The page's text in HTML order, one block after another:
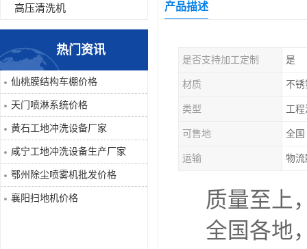
高压清洗机
高压喷雾设备
喷淋系统
洒水车
洗地机
吸尘器
热门资讯
仙桃膜结构车棚价格
天门喷淋系统价格
黄石工地冲洗设备厂家
咸宁工地冲洗设备生产厂家
鄂州除尘喷雾机批发价格
襄阳扫地机价格
产品描述
是否支持加工定制 是
材质 不锈
类型 工
可售地 全国
运输 物流
质量至上
全国各地